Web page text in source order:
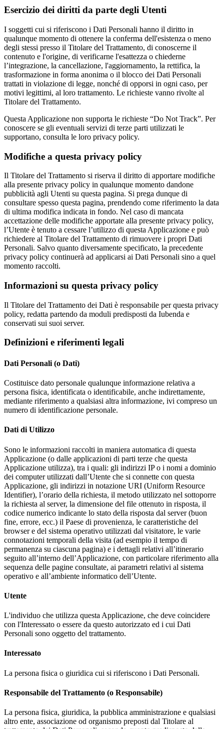
Esercizio dei diritti da parte degli Utenti
I soggetti cui si riferiscono i Dati Personali hanno il diritto in
qualunque momento di ottenere la conferma dell'esistenza o meno
degli stessi presso il Titolare del Trattamento, di conoscerne il
contenuto e l'origine, di verificarne l'esattezza o chiederne
l’integrazione, la cancellazione, l'aggiornamento, la rettifica, la
trasformazione in forma anonima o il blocco dei Dati Personali
trattati in violazione di legge, nonché di opporsi in ogni caso, per
motivi legittimi, al loro trattamento. Le richieste vanno rivolte al
Titolare del Trattamento.
Questa Applicazione non supporta le richieste “Do Not Track”. Per
conoscere se gli eventuali servizi di terze parti utilizzati le
supportano, consulta le loro privacy policy.
Modifiche a questa privacy policy
Il Titolare del Trattamento si riserva il diritto di apportare modifiche
alla presente privacy policy in qualunque momento dandone
pubblicità agli Utenti su questa pagina. Si prega dunque di
consultare spesso questa pagina, prendendo come riferimento la data
di ultima modifica indicata in fondo. Nel caso di mancata
accettazione delle modifiche apportate alla presente privacy policy,
l’Utente è tenuto a cessare l’utilizzo di questa Applicazione e può
richiedere al Titolare del Trattamento di rimuovere i propri Dati
Personali. Salvo quanto diversamente specificato, la precedente
privacy policy continuerà ad applicarsi ai Dati Personali sino a quel
momento raccolti.
Informazioni su questa privacy policy
Il Titolare del Trattamento dei Dati è responsabile per questa privacy
policy, redatta partendo da moduli predisposti da Iubenda e
conservati sui suoi server.
Definizioni e riferimenti legali
Dati Personali (o Dati)
Costituisce dato personale qualunque informazione relativa a
persona fisica, identificata o identificabile, anche indirettamente,
mediante riferimento a qualsiasi altra informazione, ivi compreso un
numero di identificazione personale.
Dati di Utilizzo
Sono le informazioni raccolti in maniera automatica di questa
Applicazione (o dalle applicazioni di parti terze che questa
Applicazione utilizza), tra i quali: gli indirizzi IP o i nomi a dominio
dei computer utilizzati dall’Utente che si connette con questa
Applicazione, gli indirizzi in notazione URI (Uniform Resource
Identifier), l’orario della richiesta, il metodo utilizzato nel sottoporre
la richiesta al server, la dimensione del file ottenuto in risposta, il
codice numerico indicante lo stato della risposta dal server (buon
fine, errore, ecc.) il Paese di provenienza, le caratteristiche del
browser e del sistema operativo utilizzati dal visitatore, le varie
connotazioni temporali della visita (ad esempio il tempo di
permanenza su ciascuna pagina) e i dettagli relativi all’itinerario
seguito all’interno dell’Applicazione, con particolare riferimento alla
sequenza delle pagine consultate, ai parametri relativi al sistema
operativo e all’ambiente informatico dell’Utente.
Utente
L'individuo che utilizza questa Applicazione, che deve coincidere
con l'Interessato o essere da questo autorizzato ed i cui Dati
Personali sono oggetto del trattamento.
Interessato
La persona fisica o giuridica cui si riferiscono i Dati Personali.
Responsabile del Trattamento (o Responsabile)
La persona fisica, giuridica, la pubblica amministrazione e qualsiasi
altro ente, associazione od organismo preposti dal Titolare al